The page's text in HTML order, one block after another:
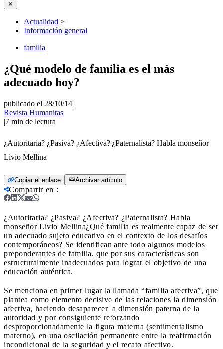
✕
Actualidad >
Información general
familia
¿Qué modelo de familia es el más
adecuado hoy?
publicado el 28/10/14|
Revista Humanitas
|7 min de lectura
¿Autoritaria? ¿Pasiva? ¿Afectiva? ¿Paternalista? Habla monseñor
Livio Mellina
Copiar el enlace Archivar artículo
Compartir en :
¿Autoritaria? ¿Pasiva? ¿Afectiva? ¿Paternalista? Habla
monseñor Livio Mellina¿Qué familia es realmente capaz de ser
un adecuado sujeto educativo en el contexto de los desafíos
contemporáneos? Se identifican ante todo algunos modelos
preponderantes de familia, que por sus características son
estructuralmente inadecuados para lograr el objetivo de una
educación auténtica.
Se menciona en primer lugar la llamada “familia afectiva”, que
plantea como elemento decisivo de las relaciones la dimensión
afectiva, haciendo desaparecer la dimensión paterna de la
autoridad y por consiguiente reforzando
desproporcionadamente la figura materna (sentimentalismo
materno), en una oscilación permanente entre la reafirmación
incondicional de la seguridad y el recato afectivo.